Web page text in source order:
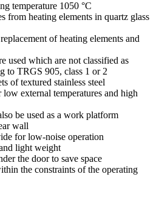
temperature 1050 °C
from heating elements in quartz glass
of heating elements and
used which are not classified as
to TRGS 905, class 1 or 2
of textured stainless steel
external temperatures and high
be used as a work platform
wall
for low-noise operation
light weight
the door to save space
the constraints of the operating